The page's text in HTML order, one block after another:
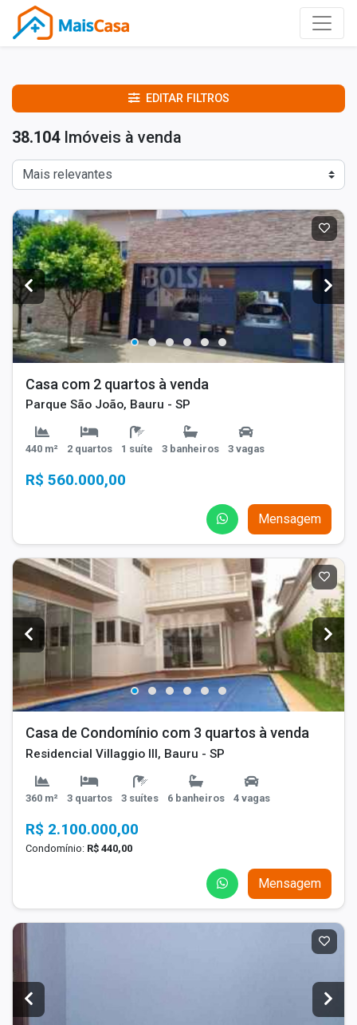
EDITAR FILTROS
38.104Imóveis à venda
Casa com 2 quartos à venda
Parque São João, Bauru - SP
440 m² 2 quartos 1 suíte 3 banheiros 3 vagas
R$ 560.000,00
Mensagem
Casa de Condomínio com 3 quartos à venda
Residencial Villaggio III, Bauru - SP
360 m² 3 quartos 3 suítes 6 banheiros 4 vagas
R$ 2.100.000,00
Condomínio: R$ 440,00
Mensagem